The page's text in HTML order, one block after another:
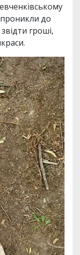
проникли до
гроші,